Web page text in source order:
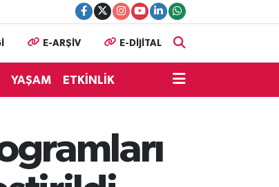
E-ARŞİV E-DİJİTAL
YAŞAM ETKİNLİK